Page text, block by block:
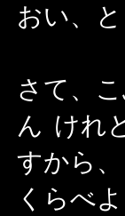
おい、
さて、
ん けれ
すから
くらべ